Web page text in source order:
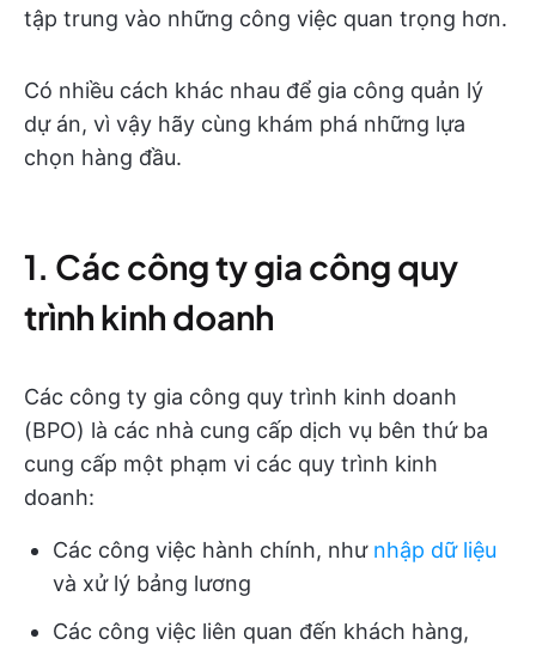
tập trung vào những công việc quan trọng hơn.
Có nhiều cách khác nhau để gia công quản lý
dự án, vì vậy hãy cùng khám phá những lựa
chọn hàng đầu.
1. Các công ty gia công quy
trình kinh doanh
Các công ty gia công quy trình kinh doanh
(BPO) là các nhà cung cấp dịch vụ bên thứ ba
cung cấp một phạm vi các quy trình kinh
doanh:
Các công việc hành chính, như nhập dữ liệu
và xử lý bảng lương
Các công việc liên quan đến khách hàng,